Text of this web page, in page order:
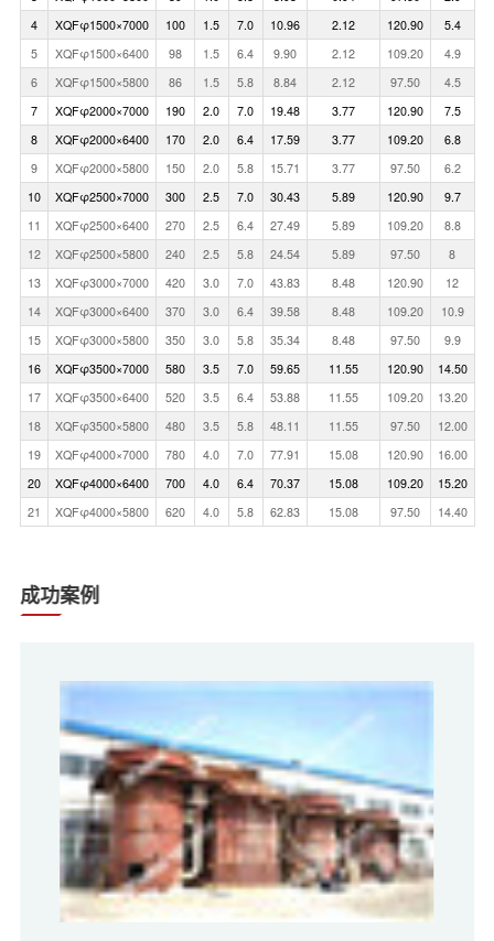
4
XQFφ1500×7000 100 1.5 7.0 10.96 2.12 120.90
5.4
5
XQFφ1500×6400 98 1.5 6.4 9.90 2.12 109.20
4.9
6
XQFφ1500×5800 86 1.5 5.8 8.84 2.12 97.50
4.5
7
XQFφ2000×7000 190 2.0 7.0 19.48 3.77 120.90
7.5
8
XQFφ2000×6400 170 2.0 6.4 17.59 3.77 109.20
6.8
9
XQFφ2000×5800 150 2.0 5.8 15.71 3.77 97.50
6.2
10
XQFφ2500×7000 300 2.5 7.0 30.43 5.89 120.90
9.7
11
XQFφ2500×6400 270 2.5 6.4 27.49 5.89 109.20
8.8
12
XQFφ2500×5800 240 2.5 5.8 24.54 5.89 97.50
8
13
XQFφ3000×7000 420 3.0 7.0 43.83 8.48 120.90
12
14
XQFφ3000×6400 370 3.0 6.4 39.58 8.48 109.20
10.9
15
XQFφ3000×5800 350 3.0 5.8 35.34 8.48 97.50
9.9
16
XQFφ3500×7000 580 3.5 7.0 59.65 11.55 120.90
14.50
17
XQFφ3500×6400 520 3.5 6.4 53.88 11.55 109.20
13.20
18
XQFφ3500×5800 480 3.5 5.8 48.11 11.55 97.50
12.00
19
XQFφ4000×7000 780 4.0 7.0 77.91 15.08 120.90
16.00
20
XQFφ4000×6400 700 4.0 6.4 70.37 15.08 109.20
15.20
21
XQFφ4000×5800 620 4.0 5.8 62.83 15.08 97.50 14.40
成功案例